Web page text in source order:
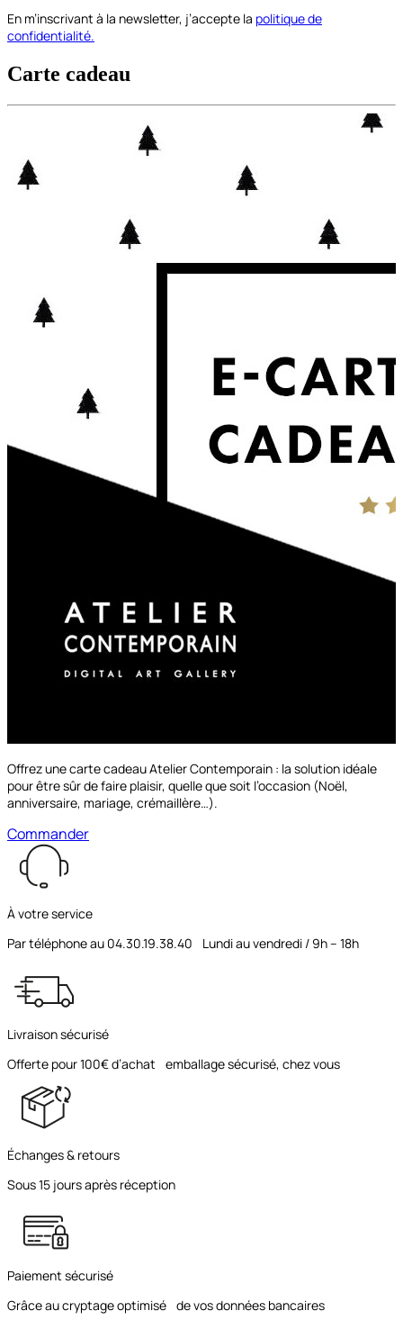
En m’inscrivant à la newsletter, j’accepte la politique de
confidentialité.
Carte cadeau
Offrez une carte cadeau Atelier Contemporain : la solution idéale
pour être sûr de faire plaisir, quelle que soit l’occasion (Noël,
anniversaire, mariage, crémaillère…).
Commander
À votre service
Par téléphone au 04.30.19.38.40 Lundi au vendredi / 9h – 18h
Livraison sécurisé
Offerte pour 100€ d’achat emballage sécurisé, chez vous
Échanges & retours
Sous 15 jours après réception
Paiement sécurisé
Grâce au cryptage optimisé de vos données bancaires